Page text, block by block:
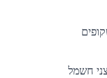
חשמל